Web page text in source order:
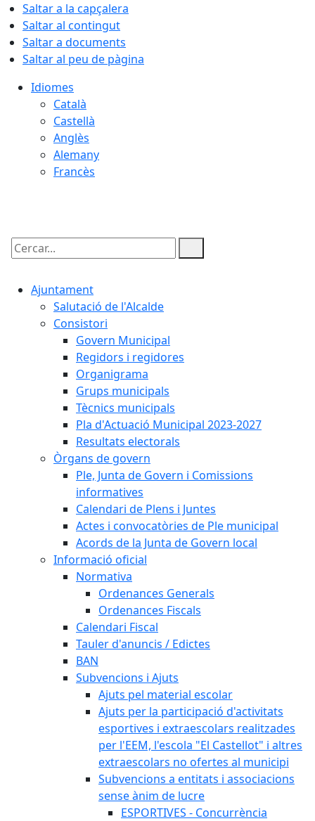
Saltar a la capçalera
Saltar al contingut
Saltar a documents
Saltar al peu de pàgina
Idiomes
Català
Castellà
Anglès
Alemany
Francès
Cercar:
Ajuntament
Salutació de l'Alcalde
Consistori
Govern Municipal
Regidors i regidores
Organigrama
Grups municipals
Tècnics municipals
Pla d'Actuació Municipal 2023-2027
Resultats electorals
Òrgans de govern
Ple, Junta de Govern i Comissions
informatives
Calendari de Plens i Juntes
Actes i convocatòries de Ple municipal
Acords de la Junta de Govern local
Informació oficial
Normativa
Ordenances Generals
Ordenances Fiscals
Calendari Fiscal
Tauler d'anuncis / Edictes
BAN
Subvencions i Ajuts
Ajuts pel material escolar
Ajuts per la participació d'activitats
esportives i extraescolars realitzades
per l'EEM, l'escola "El Castellot" i altres
extraescolars no ofertes al municipi
Subvencions a entitats i associacions
sense ànim de lucre
ESPORTIVES - Concurrència